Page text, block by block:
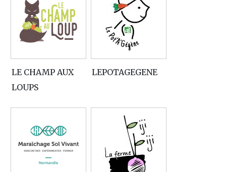
LE CHAMP AUX
LOUPS
LEPOTAGEGENE